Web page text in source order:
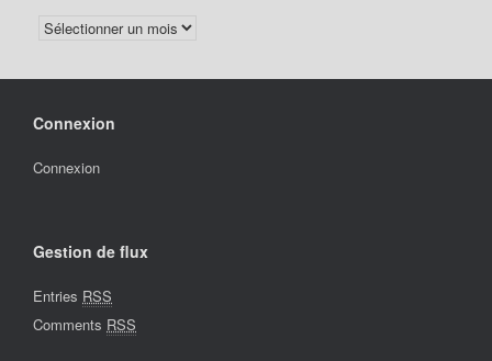
Archives
Connexion
Connexion
Gestion de flux
Entries RSS
Comments RSS